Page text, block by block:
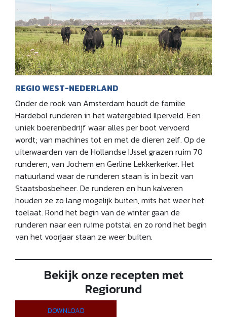
REGIO WEST-NEDERLAND
Onder de rook van Amsterdam houdt de familie
Hardebol runderen in het watergebied Ilperveld. Een
uniek boerenbedrijf waar alles per boot vervoerd
wordt; van machines tot en met de dieren zelf. Op de
uiterwaarden van de Hollandse IJssel grazen ruim 70
runderen, van Jochem en Gerline Lekkerkerker. Het
natuurland waar de runderen staan is in bezit van
Staatsbosbeheer. De runderen en hun kalveren
houden ze zo lang mogelijk buiten, mits het weer het
toelaat. Rond het begin van de winter gaan de
runderen naar een ruime potstal en zo rond het begin
van het voorjaar staan ze weer buiten.
Bekijk onze recepten met
Regiorund
DOWNLOAD